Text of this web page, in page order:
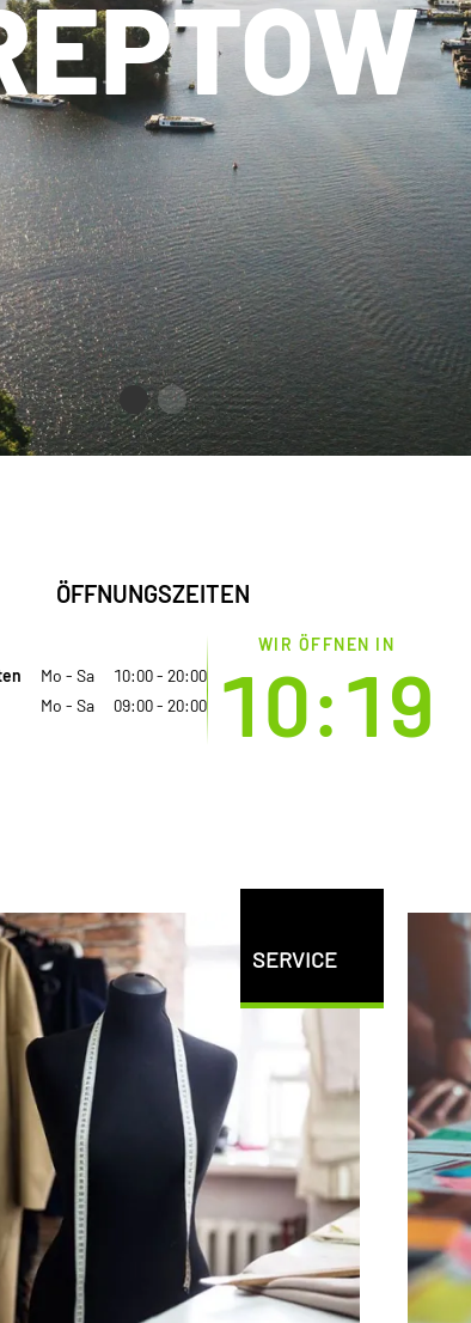
ÖFFNUNGSZEITEN
Mo - Sa
10:00 - 20:00
Mo - Sa 09:00 - 20:00
WIR ÖFFNEN IN
10:19
SERVICE